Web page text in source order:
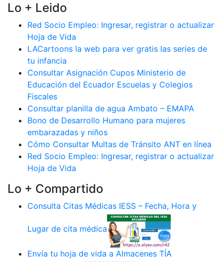
Lo + Leido
Red Socio Empleo: Ingresar, registrar o actualizar
Hoja de Vida
LACartoons la web para ver gratis las series de
tu infancia
Consultar Asignación Cupos Ministerio de
Educación del Ecuador Escuelas y Colegios
Fiscales
Consultar planilla de agua Ambato – EMAPA
Bono de Desarrollo Humano para mujeres
embarazadas y niños
Cómo Consultar Multas de Tránsito ANT en línea
Red Socio Empleo: Ingresar, registrar o actualizar
Hoja de Vida
Lo + Compartido
Consulta Citas Médicas IESS – Fecha, Hora y
Lugar de cita médica
Envía tu hoja de vida a Almacenes TÍA